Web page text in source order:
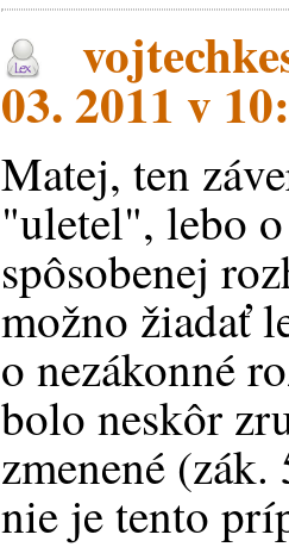
03. 2011 v
Matej, ten
"uletel", lebo
spôsobenej
možno žiadať
o nezákonné
bolo neskôr
zmenené
nie je tento